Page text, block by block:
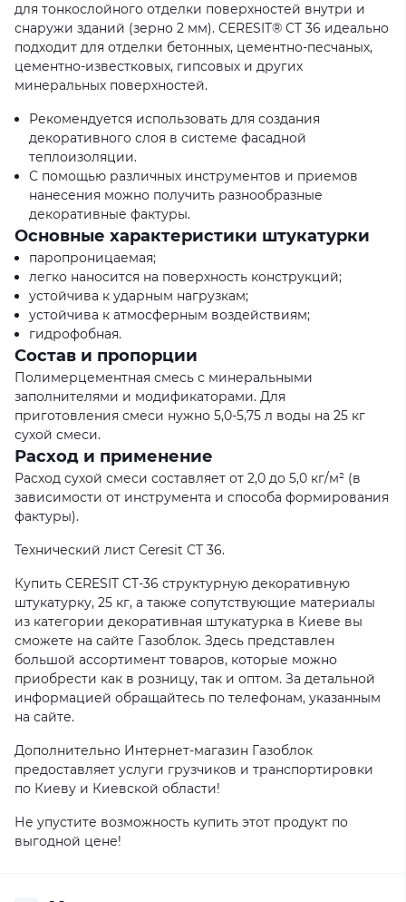
для тонкослойного отделки поверхностей внутри и
снаружи зданий (зерно 2 мм). CERESIT® CT 36 идеально
подходит для отделки бетонных, цементно-песчаных,
цементно-известковых, гипсовых и других
минеральных поверхностей.
Рекомендуется использовать для создания
декоративного слоя в системе фасадной
теплоизоляции.
С помощью различных инструментов и приемов
нанесения можно получить разнообразные
декоративные фактуры.
Основные характеристики штукатурки
паропроницаемая;
легко наносится на поверхность конструкций;
устойчива к ударным нагрузкам;
устойчива к атмосферным воздействиям;
гидрофобная.
Состав и пропорции
Полимерцементная смесь с минеральными
заполнителями и модификаторами. Для
приготовления смеси нужно 5,0-5,75 л воды на 25 кг
сухой смеси.
Расход и применение
Расход сухой смеси составляет от 2,0 до 5,0 кг/м² (в
зависимости от инструмента и способа формирования
фактуры).
Технический лист Ceresit CT 36.
Купить CERESIT CT-36 структурную декоративную
штукатурку, 25 кг, а также сопутствующие материалы
из категории декоративная штукатурка в Киеве вы
сможете на сайте Газоблок. Здесь представлен
большой ассортимент товаров, которые можно
приобрести как в розницу, так и оптом. За детальной
информацией обращайтесь по телефонам, указанным
на сайте.
Дополнительно Интернет-магазин Газоблок
предоставляет услуги грузчиков и транспортировки
по Киеву и Киевской области!
Не упустите возможность купить этот продукт по
выгодной цене!